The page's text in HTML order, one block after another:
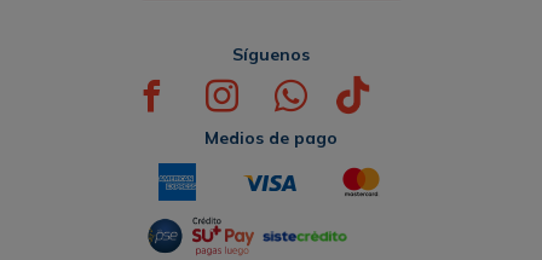
Síguenos
Medios de pago